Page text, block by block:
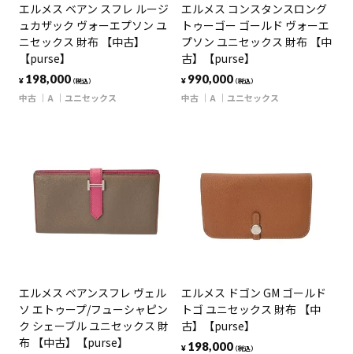
エルメス ベアン スフレ ルージ
ュカザック ヴォーエプソン ユ
ニセックス 財布 【中古】
【purse】
¥ 198,000（税込）
中古 A ユニセックス
エルメス コンスタンスロング
トゥーゴー ゴールド ヴォーエ
プソン ユニセックス 財布 【中
古】【purse】
¥ 990,000（税込）
中古 A ユニセックス
エルメス ベアンスフレ ヴェル
ソ エトゥープ/フューシャピン
ク シェーブル ユニセックス 財
布 【中古】【purse】
エルメス ドゴン GM ゴールド
トゴ ユニセックス 財布 【中
古】【purse】
¥ 198,000（税込）